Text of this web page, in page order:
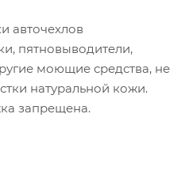
авточехлов
пятновыводители,
моющие средства, не
натуральной кожи.
запрещена.